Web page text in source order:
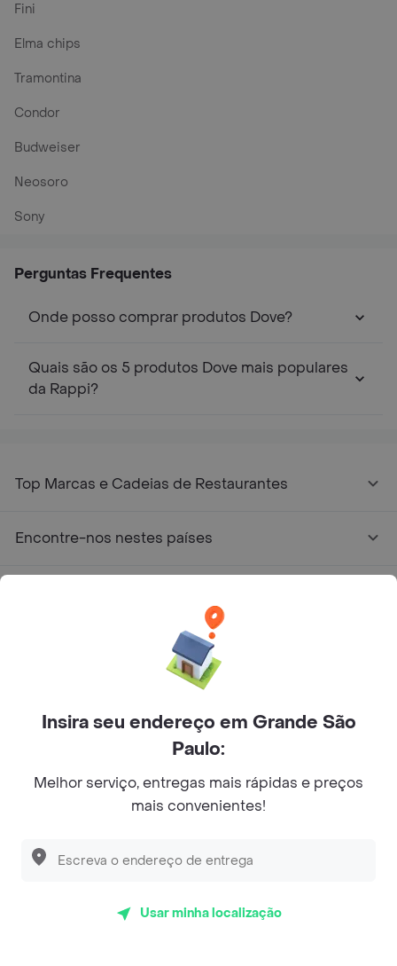
Fini
Elma chips
Tramontina
Condor
Budweiser
Neosoro
Sony
Perguntas Frequentes
Onde posso comprar produtos Dove?
Quais são os 5 produtos Dove mais populares
da Rappi?
Top Marcas e Cadeias de Restaurantes
Encontre-nos nestes países
Google play
Peça sua comida favorita perto de você
Categorias
Insira seu endereço em Grande São
Paulo:
Melhor serviço, entregas mais rápidas e preços
mais convenientes!
Usar minha localização